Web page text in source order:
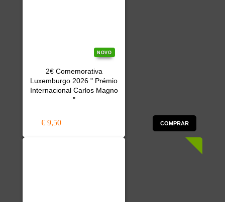
NOVO
2€ Comemorativa
Luxemburgo 2026 " Prémio
Internacional Carlos Magno
"
€ 9,50 COMPRAR